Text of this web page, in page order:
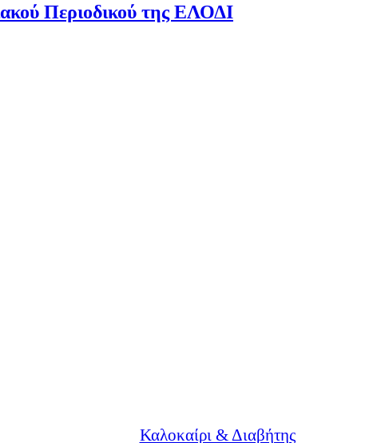
Περιοδικού της ΕΛΟΔΙ
Καλοκαίρι & Διαβήτης